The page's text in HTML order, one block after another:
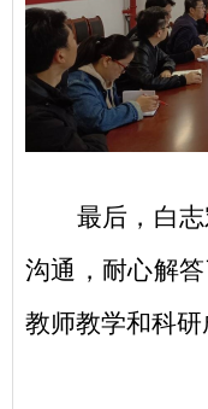
最后，白
沟通，耐心解
教师教学和科研